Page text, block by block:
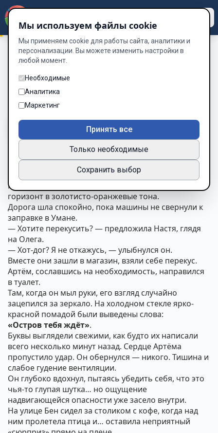
Таинственный Остров «Часть 2»
Глава 5
Глава 5 из 26
Шрифт
Ранним утром кортеж двинулся в сторону Одессы.
За окном медленно проплывали поля, деревни и
полосы леса. Солнце стояло низко, окрашивая
горизонт в золотисто-оранжевые тона.
Дорога шла спокойно, пока машины не свернули к
заправке в Умане.
— Хотите перекусить? — предложила Настя, глядя
на Олега.
— Хот-дог? Я не откажусь, — улыбнулся он.
Вместе они зашли в магазин, взяли себе перекус.
Артём, сославшись на необходимость, направился
в туалет.
Там, когда он мыл руки, его взгляд случайно
зацепился за зеркало. На холодном стекле ярко-
красной помадой были выведены слова:
«Остров тебя ждёт».
Буквы выглядели свежими, как будто их написали
всего несколько минут назад. Сердце Артёма
пропустило удар. Он обернулся — никого. Тишина и
слабое гудение вентиляции.
Он глубоко вдохнул, пытаясь убедить себя, что это
чья-то глупая шутка… но ощущение
надвигающейся опасности уже засело внутри.
На улице Бен сидел за столиком с кофе, когда над
ним пролетела птица и… оставила неприятный
Мы используем файлы cookie
Мы применяем cookie для работы сайта, аналитики и
персонализации. Вы можете изменить настройки в
любой момент.
Необходимые
Аналитика
Маркетинг
Принять все
Только необходимые
Сохранить выбор